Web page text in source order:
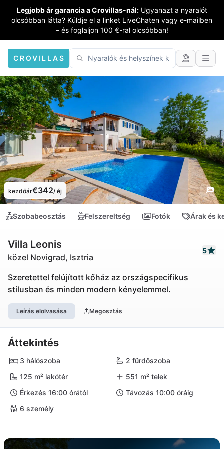
Legjobb ár garancia a Crovillas-nál: Ugyanazt a nyaralót
olcsóbban látta? Küldje el a linket LiveChaten vagy e-mailben
– és foglaljon 100 €-ral olcsóbban!
CROVILLAS
kezdőár€342/ éj
Szobabeosztás Felszereltség Fotók Árak és
Villa Leonis
közel Novigrad, Isztria
5
Szeretettel felújított kőház az országspecifikus
stílusban és minden modern kényelemmel.
Leírás elolvasása Megosztás
Áttekintés
3 hálószoba
2 fürdőszoba
125 m² lakótér
551 m² telek
Érkezés 16:00 órától
Távozás 10:00 óráig
6 személy